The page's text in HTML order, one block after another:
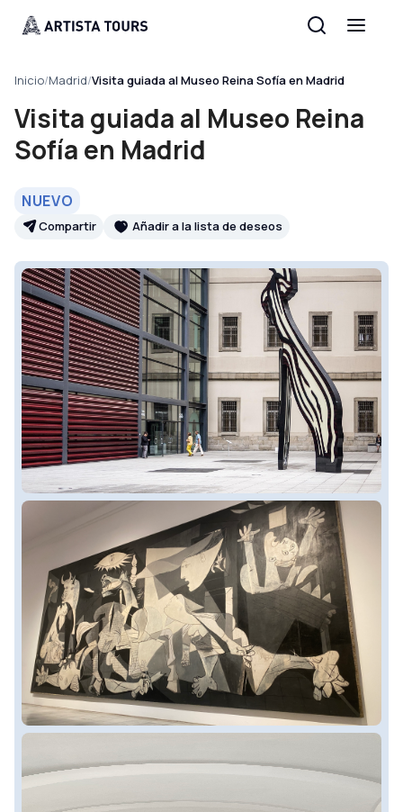
Inicio/Madrid/Visita guiada al Museo Reina Sofía en Madrid
Visita guiada al Museo Reina
Sofía en Madrid
NUEVO
Compartir Añadir a la lista de deseos